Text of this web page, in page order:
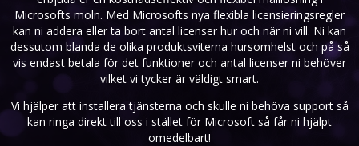
Microsofts moln. Med Microsofts nya flexibla licensieringsregler
kan ni addera eller ta bort antal licenser hur och när ni vill. Ni kan
dessutom blanda de olika produktsviterna hursomhelst och på så
vis endast betala för det funktioner och antal licenser ni behöver
vilket vi tycker är väldigt smart.
Vi hjälper att installera tjänsterna och skulle ni behöva support så
kan ringa direkt till oss i stället för Microsoft så får ni hjälpt
omedelbart!